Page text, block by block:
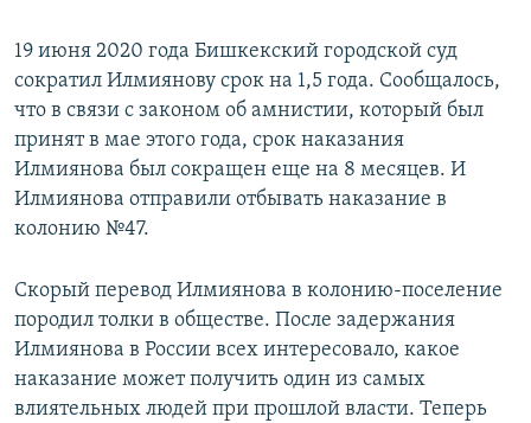
19 июня 2020 года Бишкекский городской суд
сократил Илмиянову срок на 1,5 года. Сообщалось,
что в связи с законом об амнистии, который был
принят в мае этого года, срок наказания
Илмиянова был сокращен еще на 8 месяцев. И
Илмиянова отправили отбывать наказание в
колонию №47.
Скорый перевод Илмиянова в колонию-поселение
породил толки в обществе. После задержания
Илмиянова в России всех интересовало, какое
наказание может получить один из самых
влиятельных людей при прошлой власти. Теперь